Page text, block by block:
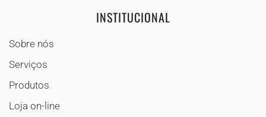
INSTITUCIONAL
Sobre nós
Serviços
Produtos
Loja on-line